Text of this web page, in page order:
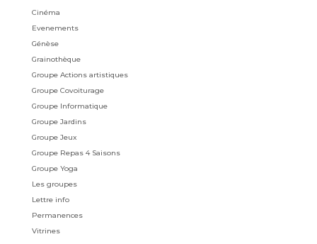
Cinéma
Evenements
Génèse
Grainothèque
Groupe Actions artistiques
Groupe Covoiturage
Groupe Informatique
Groupe Jardins
Groupe Jeux
Groupe Repas 4 Saisons
Groupe Yoga
Les groupes
Lettre info
Permanences
Vitrines